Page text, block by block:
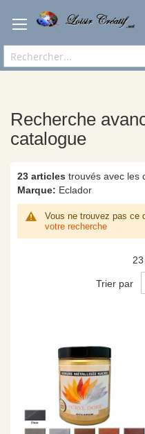
Recherche
catalogue
23 articles trouvés avec les
Marque: Eclador
Vous ne trouvez pas ce
votre recherche
23
Trier par